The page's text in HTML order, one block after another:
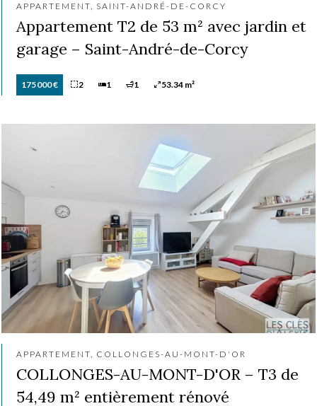
APPARTEMENT, SAINT-ANDRÉ-DE-CORCY
Appartement T2 de 53 m² avec jardin et
garage – Saint-André-de-Corcy
175 000 € 2 1 1 53.34 m²
APPARTEMENT, COLLONGES-AU-MONT-D'OR
COLLONGES-AU-MONT-D'OR – T3 de
54,49 m² entièrement rénové